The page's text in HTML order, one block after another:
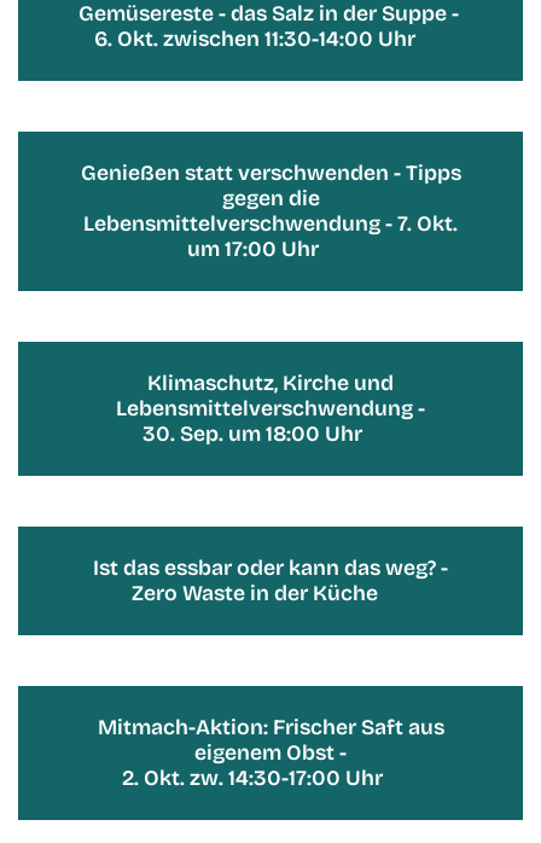
Gemüsereste - das Salz in der Suppe -
6. Okt. zwischen 11:30-14:00 Uhr
Genießen statt verschwenden - Tipps
gegen die
Lebensmittelverschwendung - 7. Okt.
um 17:00 Uhr
Klimaschutz, Kirche und
Lebensmittelverschwendung -
30. Sep. um 18:00 Uhr
Ist das essbar oder kann das weg? -
Zero Waste in der Küche
Mitmach-Aktion: Frischer Saft aus
eigenem Obst -
2. Okt. zw. 14:30-17:00 Uhr